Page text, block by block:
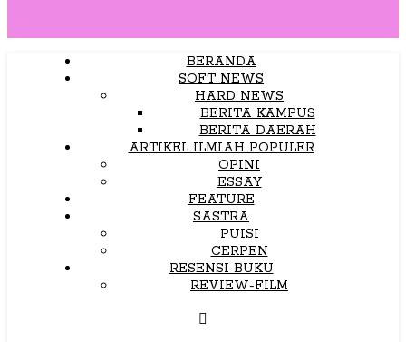
BERANDA
SOFT NEWS
HARD NEWS
BERITA KAMPUS
BERITA DAERAH
ARTIKEL ILMIAH POPULER
OPINI
ESSAY
FEATURE
SASTRA
PUISI
CERPEN
RESENSI BUKU
REVIEW-FILM